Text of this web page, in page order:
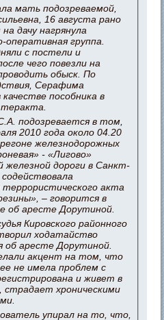
мать подозреваемой,
16 августа рано
дачу нагрянула
оперативная группа.
с постели и
чего повезли на
обыск. По
Серафима
пособника в
подозревается в том,
2010 года около 04.20
железнодорожных
- «Лигово»
железной дороги в Санкт-
акта
– говорится в
об аресте Дорутиной.
Кировского районного
ходатайство
об аресте Дорутиной.
акцент на том, что
не имела проблем с
и живет в
страдает хроническими
упирал на то, что,